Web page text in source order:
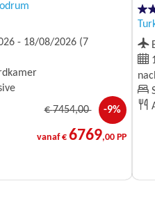
- 18/08/2026 (7
€7454,00 -9%
vanaf € 6769,00 PP